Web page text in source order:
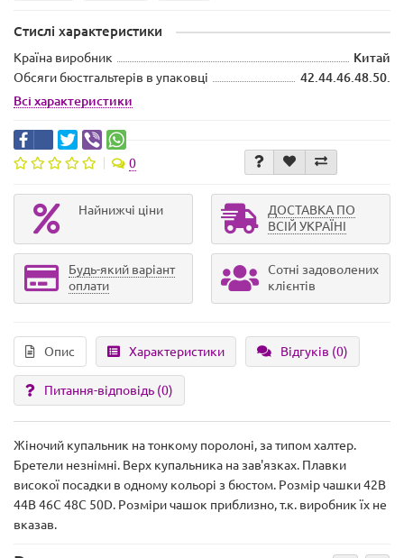
Стислі характеристики
Країна виробник
Китай
Обсяги бюстгальтерів в упаковці
42.44.46.48.50.
Всі характеристики
0
Найнижчі ціни
ДОСТАВКА ПО
ВСІЙ УКРАЇНІ
Будь-який варіант
оплати
Сотні задоволених
клієнтів
Опис Характеристики Відгуків (0)
Питання-відповідь (0)
Жіночий купальник на тонкому поролоні, за типом халтер.
Бретели незнімні. Верх купальника на зав'язках. Плавки
високої посадки в одному кольорі з бюстом. Розмір чашки 42B
44B 46C 48C 50D. Розміри чашок приблизно, т.к. виробник їх не
вказав.